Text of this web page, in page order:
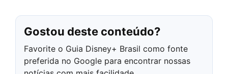
Gostou deste conteúdo?
Favorite o Guia Disney+ Brasil como fonte
preferida no Google para encontrar nossas